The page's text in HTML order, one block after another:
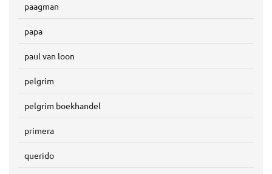
paagman
papa
paul van loon
pelgrim
pelgrim boekhandel
primera
querido